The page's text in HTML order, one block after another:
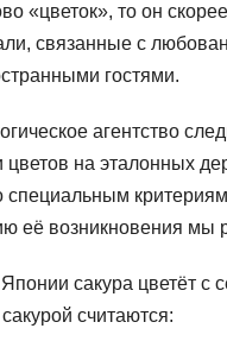
«цветок», то он
связанные с
гостями.
агентство
на эталонных
её возникновения мы
Японии сакура цветёт
считаются: